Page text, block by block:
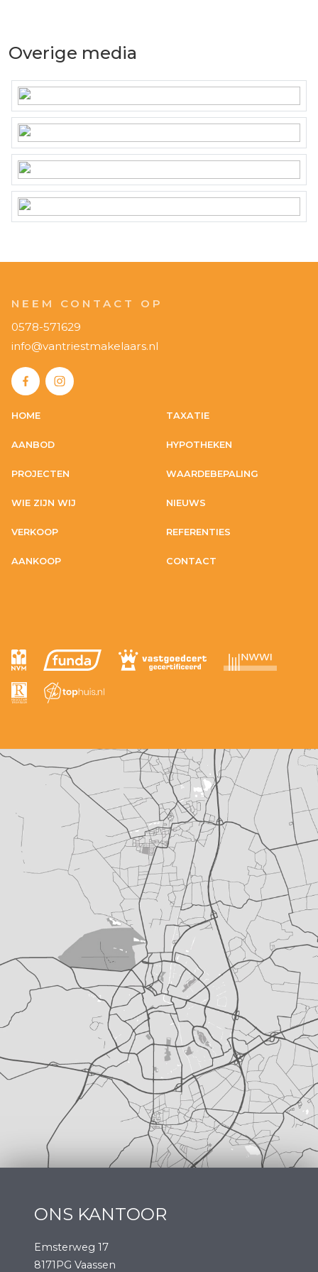
Overige media
NEEM CONTACT OP
0578-571629
info@vantriestmakelaars.nl
HOME
AANBOD
PROJECTEN
WIE ZIJN WIJ
VERKOOP
AANKOOP
TAXATIE
HYPOTHEKEN
WAARDEBEPALING
NIEUWS
REFERENTIES
CONTACT
ONS KANTOOR
Emsterweg 17
8171PG Vaassen